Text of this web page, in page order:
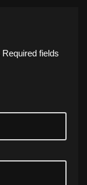
Required fields